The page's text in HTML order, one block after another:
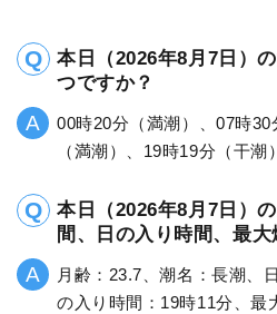
本日（2026年8月7日）
つですか？
00時20分（満潮）、07時
（満潮）、19時19分（干潮
本日（2026年8月7日）
間、日の入り時間、最
月齢：23.7、潮名：長潮、
の入り時間：19時11分、最